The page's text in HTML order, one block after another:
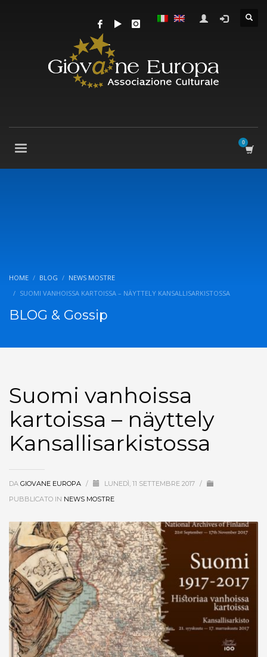
HOME BLOG
NEWS MOSTRE
SUOMI VANHOISSA KARTOISSA – NÄYTTELY KANSALLISARKISTOSSA
BLOG & Gossip
Suomi vanhoissa
kartoissa – näyttely
Kansallisarkistossa
DA GIOVANE EUROPA / LUNEDÌ, 11 SETTEMBRE 2017 /
PUBBLICATO IN NEWS MOSTRE